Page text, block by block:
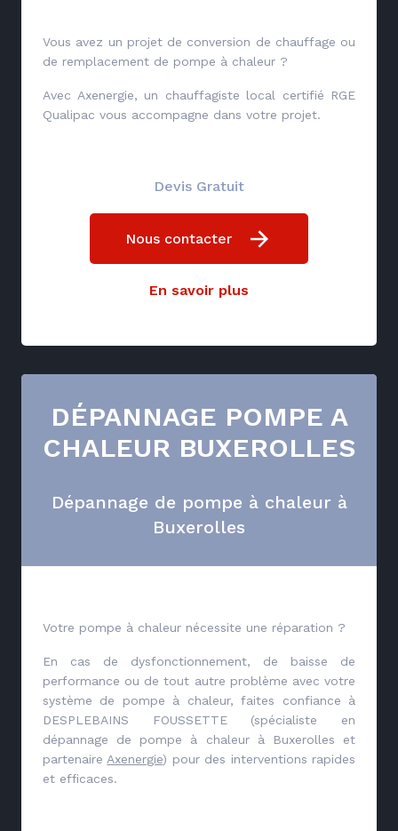
Vous avez un projet de conversion de chauffage ou
de remplacement de pompe à chaleur ?
Avec Axenergie, un chauffagiste local certifié RGE
Qualipac vous accompagne dans votre projet.
Devis Gratuit
Nous contacter
En savoir plus
DÉPANNAGE POMPE A
CHALEUR BUXEROLLES
Dépannage de pompe à chaleur à
Buxerolles
Votre pompe à chaleur nécessite une réparation ?
En cas de dysfonctionnement, de baisse de
performance ou de tout autre problème avec votre
système de pompe à chaleur, faites confiance à
DESPLEBAINS FOUSSETTE (spécialiste en
dépannage de pompe à chaleur à Buxerolles et
partenaire Axenergie) pour des interventions rapides
et efficaces.